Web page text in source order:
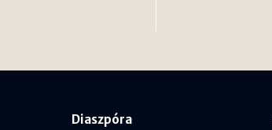
Diaszpóra